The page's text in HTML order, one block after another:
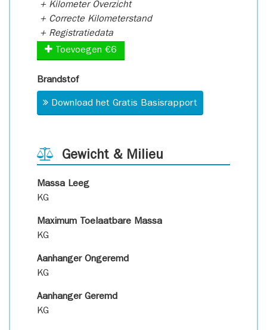
+ Kilometer Overzicht
+ Correcte Kilometerstand
+ Registratiedata
Toevoegen €6
Brandstof
Download het Gratis Basisrapport
Gewicht & Milieu
Massa Leeg
KG
Maximum Toelaatbare Massa
KG
Aanhanger Ongeremd
KG
Aanhanger Geremd
KG